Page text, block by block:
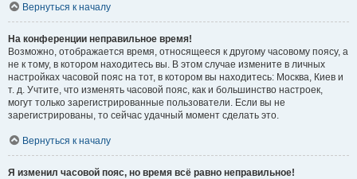
Вернуться к началу
На конференции неправильное время!
Возможно, отображается время, относящееся к другому часовому поясу, а
не к тому, в котором находитесь вы. В этом случае измените в личных
настройках часовой пояс на тот, в котором вы находитесь: Москва, Киев и
т. д. Учтите, что изменять часовой пояс, как и большинство настроек,
могут только зарегистрированные пользователи. Если вы не
зарегистрированы, то сейчас удачный момент сделать это.
Вернуться к началу
Я изменил часовой пояс, но время всё равно неправильное!